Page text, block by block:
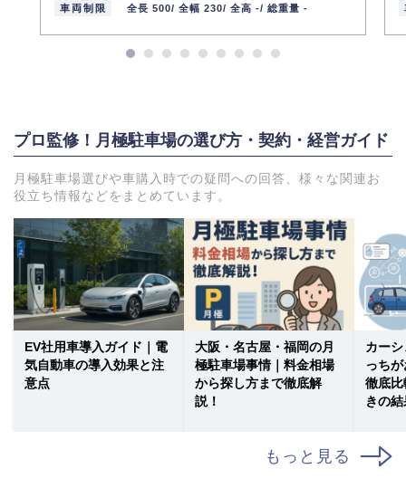
車両制限
全長 500/ 全幅 230/ 全高 -/ 総重量 -
プロ監修！月極駐車場の選び方・契約・経営ガイド
月極駐車場選びや車購入時での疑問への回答、様々な関連お
役立ち情報などをまとめています。
EV社用車導入ガイド｜電
気自動車の導入効果と注
意点
大阪・名古屋・福岡の月
極駐車場事情｜料金相場
から探し方まで徹底解
説！
カー
っち
徹底
きの
もっと見る